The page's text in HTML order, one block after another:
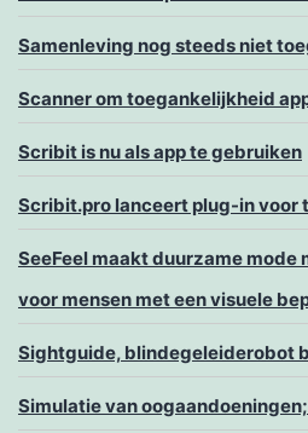
Samenleving nog steeds niet
Scanner om toegankelijkheid
Scribit is nu als app te gebruiken
Scribit.pro lanceert plug-in voor
SeeFeel maakt duurzame
voor mensen met een visuele
Sightguide, blindegeleiderobot
Simulatie van